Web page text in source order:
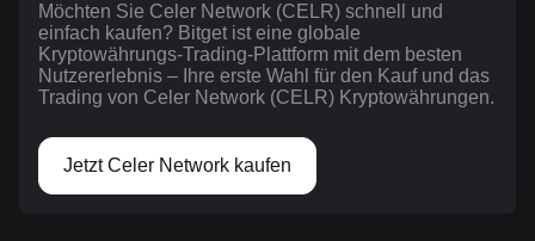
Möchten Sie Celer Network (CELR) schnell und
einfach kaufen? Bitget ist eine globale
Kryptowährungs-Trading-Plattform mit dem besten
Nutzererlebnis – Ihre erste Wahl für den Kauf und das
Trading von Celer Network (CELR) Kryptowährungen.
Jetzt Celer Network kaufen